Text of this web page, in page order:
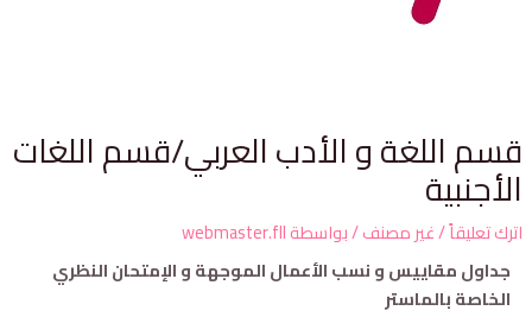
اللغة و الأدب العربي/قسم اللغات
تعليقاً/غير مصنف/ بواسطةwebmaster.fll
جداول مقاييس و نسب الأعمال الموجهة و الإمتحان النظري
الخاصة بالماستر